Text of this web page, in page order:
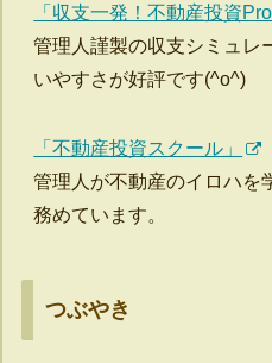
「収支一発！不動産投資Pro
管理人謹製の収支シミュレ
いやすさが好評です(^o^)
「不動産投資スクール」
管理人が不動産のイロハを
務めています。
つぶやき